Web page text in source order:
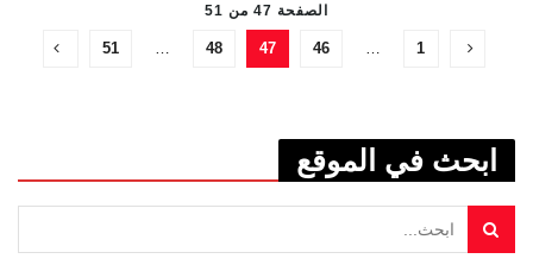
الصفحة 47 من 51
1
…
46
47
48
…
51
ابحث في الموقع